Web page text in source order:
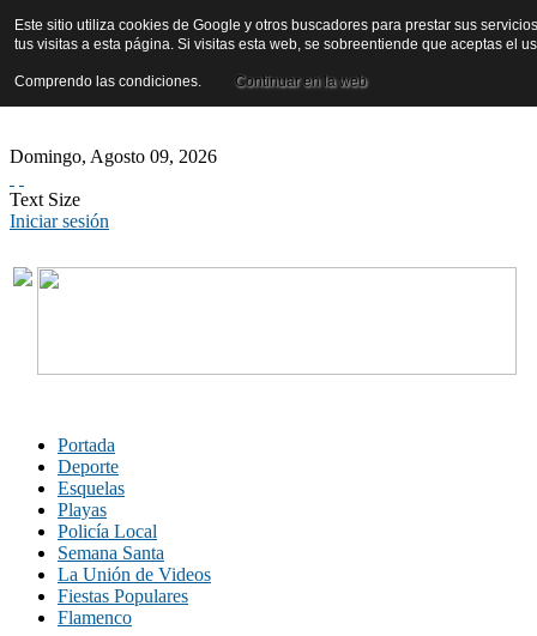
Domingo, Agosto 09, 2026
Text Size
Iniciar sesión
Portada
Deporte
Esquelas
Playas
Policía Local
Semana Santa
La Unión de Videos
Fiestas Populares
Flamenco
Este sitio utiliza cookies de Google y otros buscadores para prestar sus
tus visitas a esta página. Si visitas esta web, se sobreentiende que aceptas el
Comprendo las condiciones. Continuar en la web